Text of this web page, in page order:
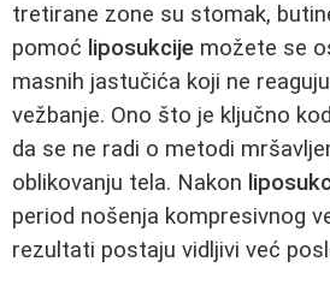
tretirane zone su stomak,
pomoć liposukcije možete se
masnih jastučića koji ne
vežbanje. Ono što je ključno kod
da se ne radi o metodi
oblikovanju tela. Nakon
period nošenja kompresivnog
rezultati postaju vidljivi već